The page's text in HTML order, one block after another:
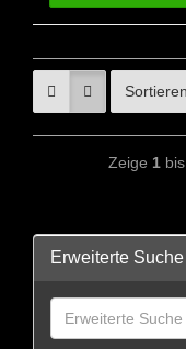
Zeige 1 bis
Erweiterte Suche